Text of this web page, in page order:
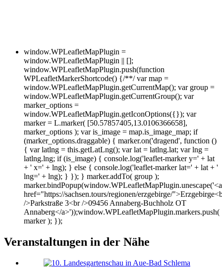
window.WPLeafletMapPlugin =
window.WPLeafletMapPlugin || [];
window.WPLeafletMapPlugin.push(function
WPLeafletMarkerShortcode() {/**/ var map =
window.WPLeafletMapPlugin.getCurrentMap(); var group =
window.WPLeafletMapPlugin.getCurrentGroup(); var
marker_options =
window.WPLeafletMapPlugin.getIconOptions({}); var
marker = L.marker( [50.57857405,13.0106366658],
marker_options ); var is_image = map.is_image_map; if
(marker_options.draggable) { marker.on('dragend', function ()
{ var latlng = this.getLatLng(); var lat = latlng.lat; var lng =
latlng.lng; if (is_image) { console.log('leaflet-marker y=' + lat
+ ' x=' + lng); } else { console.log('leaflet-marker lat=' + lat + '
lng=' + lng); } }); } marker.addTo( group );
marker.bindPopup(window.WPLeafletMapPlugin.unescape('<a
href="https://sachsen.tours/regionen/erzgebirge/
/>Parkstraße 3<br />09456 Annaberg-Buchholz OT
Annaberg</a>'));window.WPLeafletMapPlugin.markers.push(
marker ); });
Veranstaltungen in der Nähe